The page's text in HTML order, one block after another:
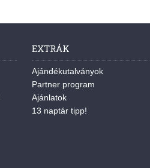
EXTRÁK
Ajándékutalványok
Partner program
Ajánlatok
13 naptár tipp!